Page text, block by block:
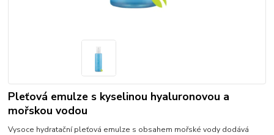
Pleťová emulze s kyselinou hyaluronovou a
mořskou vodou
Vysoce hydratační pleťová emulze s obsahem mořské vody dodává